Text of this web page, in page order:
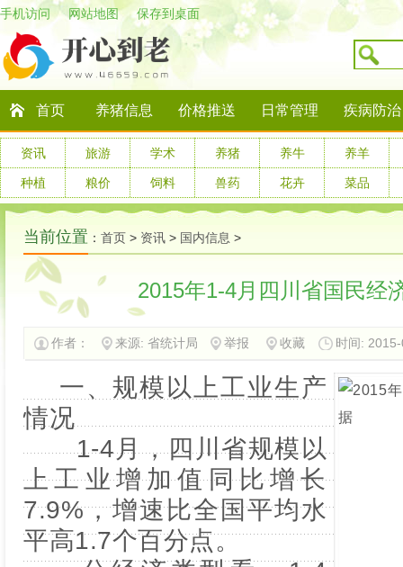
手机访问 网站地图 保存到桌面
首页 养猪信息 价格推送 日常管理 疾病防治
资讯 旅游 学术 养猪 养牛 养羊
种植 粮价 饲料 兽药 花卉 菜品
当前位置 ： 首页 > 资讯 > 国内信息 >
2015年1-4月四川省国民经
作者： 来源: 省统计局 举报 收藏 时间:
一、规模以上工业生产
情况
1-4月，四川省规模以
上工业增加值同比增长
7.9%，增速比全国平均水
平高1.7个百分点。